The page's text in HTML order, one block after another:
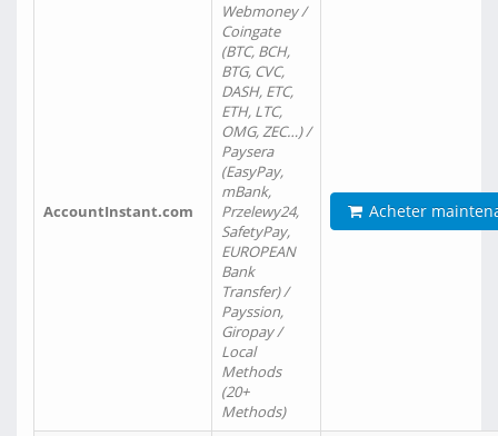
AccountInstant.com
Webmoney /
Coingate
(BTC, BCH,
BTG, CVC,
DASH, ETC,
ETH, LTC,
OMG, ZEC…) /
Paysera
(EasyPay,
mBank,
Przelewy24,
SafetyPay,
EUROPEAN
Bank
Transfer) /
Payssion,
Giropay /
Local
Methods
(20+
Methods)
Acheter